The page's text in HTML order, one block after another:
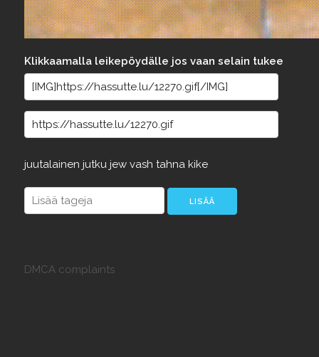
Klikkaamalla leikepöydälle jos vaan selain tukee
juutalainen jutku jew vash tahna kike
DMCA complaints